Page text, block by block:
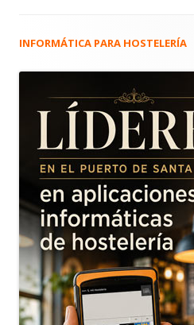
Barra
principal
INFORMÁTICA PARA HOSTELERÍA